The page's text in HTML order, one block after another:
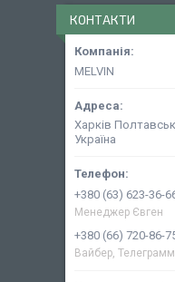
КОНТАКТИ
MELVIN
Харків
Україна
+380 (63) 623-36-
Менеджер Євген
+380 (66) 720-86-
Вайбер,